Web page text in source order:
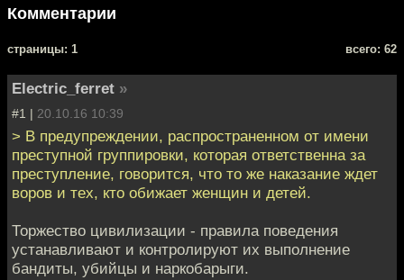
Комментарии
cтраницы: 1 всего: 62
Electric_ferret »
#1 | 20.10.16 10:39
> В предупреждении, распространенном от имени
преступной группировки, которая ответственна за
преступление, говорится, что то же наказание ждет
воров и тех, кто обижает женщин и детей.
Торжество цивилизации - правила поведения
устанавливают и контролируют их выполнение
бандиты, убийцы и наркобарыги.